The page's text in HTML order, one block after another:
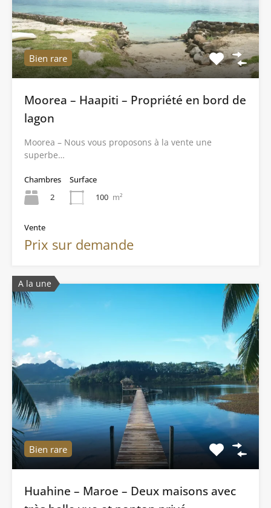
Bien rare
Moorea – Haapiti – Propriété en bord de
lagon
Moorea – Nous vous proposons à la vente une
superbe…
Chambres
2
Surface
100 m²
Vente
Prix sur demande
A la une
Bien rare
Huahine – Maroe – Deux maisons avec